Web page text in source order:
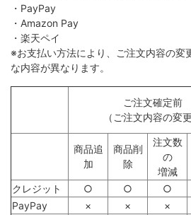
・PayPay
・Amazon Pay
・楽天ペイ
※お支払い方法により、ご注文内容の変
な内容が異なります。
ご注文確定前
（ご注文内容の変更
商品追
加
商品削
除
注文数
の
増減
クレジット ○ ○ ○
PayPay
× × ×